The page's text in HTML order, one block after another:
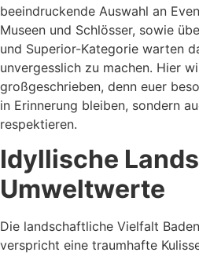
beeindruckende Auswahl an
Museen und Schlösser, sowie
und Superior-Kategorie warten
unvergesslich zu machen. Hier
großgeschrieben, denn euer
in Erinnerung bleiben, sondern
respektieren.
Idyllische
Umweltwerte
Die landschaftliche Vielfalt
verspricht eine traumhafte